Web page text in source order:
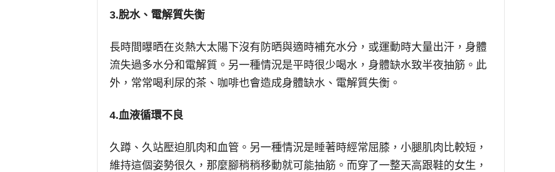
3.脫水、電解質失衡
長時間曝晒在炎熱大太陽下沒有防晒與適時補充水分，或運動時大量出汗，身體
流失過多水分和電解質。另一種情況是平時很少喝水，身體缺水致半夜抽筋。此
外，常常喝利尿的茶、咖啡也會造成身體缺水、電解質失衡。
4.血液循環不良
久蹲、久站壓迫肌肉和血管。另一種情況是睡著時經常屈膝，小腿肌肉比較短，
維持這個姿勢很久，那麼腳稍稍移動就可能抽筋。而穿了一整天高跟鞋的女生，